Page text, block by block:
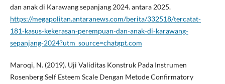
dan anak di Karawang sepanjang 2024. antara 2025.
https://megapolitan.antaranews.com/berita/332518/tercatat-
181-kasus-kekerasan-perempuan-dan-anak-di-karawang-
sepanjang-2024?utm_source=chatgpt.com
Maroqi, N. (2019). Uji Validitas Konstruk Pada Instrumen
Rosenberg Self Esteem Scale Dengan Metode Confirmatory